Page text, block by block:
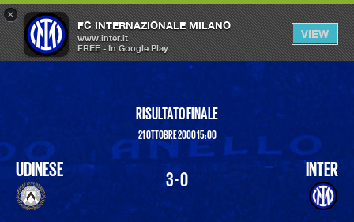
×
FC INTERNAZIONALE MILANO
www.inter.it
FREE - In Google Play
VIEW
OPEN
MENU
RISULTATO FINALE
21 OTTOBRE 2000 15:00
UDINESE 3 - 0 INTER